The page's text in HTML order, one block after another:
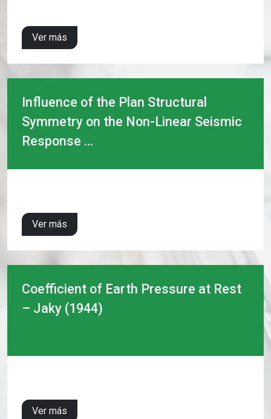
Ver más
Influence of the Plan Structural
Symmetry on the Non-Linear Seismic
Response ...
Ver más
Coefficient of Earth Pressure at Rest
– Jaky (1944)
Ver más